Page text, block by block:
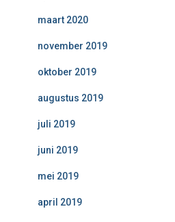
maart 2020
november 2019
oktober 2019
augustus 2019
juli 2019
juni 2019
mei 2019
april 2019